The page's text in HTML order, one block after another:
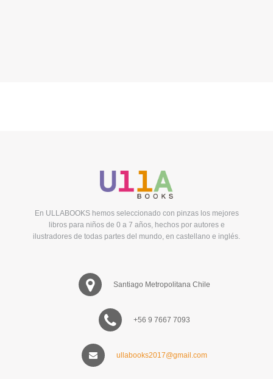
En ULLABOOKS hemos seleccionado con pinzas los mejores
libros para niños de 0 a 7 años, hechos por autores e
ilustradores de todas partes del mundo, en castellano e inglés.
Santiago Metropolitana Chile
+56 9 7667 7093
ullabooks2017@gmail.com